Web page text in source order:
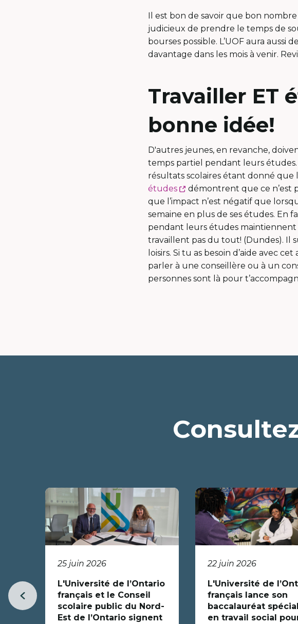
Il est bon de savoir que bon
judicieux de prendre le temps de
bourses possible. L’UOF aura
davantage dans les mois à venir.
Travailler ET
bonne idée!
D'autres jeunes, en revanche,
temps partiel pendant leurs
résultats scolaires étant donné que
études
Ce
lien
s'ouvrira
dans
une
nouvelle
fenêtre
démontrent que ce n’est
que l’impact n’est négatif que
semaine en plus de ses études. En
pendant leurs études
travaillent pas du tout! (Dundes). Il
loisirs. Si tu as besoin d’aide avec
parler à une conseillère ou à un
personnes sont là pour
25 juin 2026
L'Université de l’Ontario
français et le Conseil
scolaire public du Nord-
Est de l’Ontario signent
22 juin 2026
L'Université de
français lance son
baccalauréat
en travail social
Item
précédent